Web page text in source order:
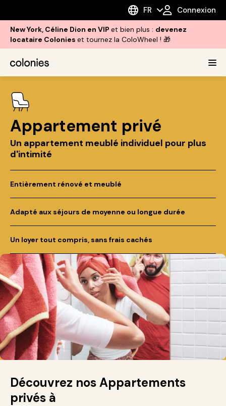
FR Connexion
New York, Céline Dion en VIP et bien plus : devenez
locataire Colonies et tournez la ColoWheel ! 🎁
Appartement privé
Un appartement meublé individuel pour plus
d'intimité
Entièrement rénové et meublé
Adapté aux séjours de moyenne ou longue durée
Un loyer tout compris, sans frais cachés
Découvrez nos Appartements
privés à